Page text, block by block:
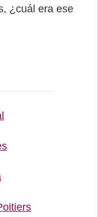
¿cuál era ese